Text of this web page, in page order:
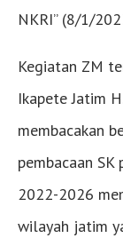
NKRI” (8/1/
Kegiatan ZM
Ikapete Jatim
membacakan
pembacaan
2022-2026
wilayah jatim